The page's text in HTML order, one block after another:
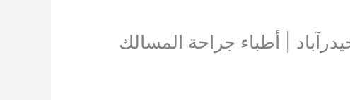
| أطباء جراحة المسالك